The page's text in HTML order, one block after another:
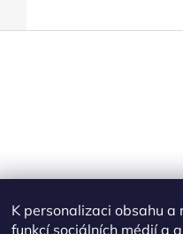
K personalizaci obsahu
funkcí sociálních médií a